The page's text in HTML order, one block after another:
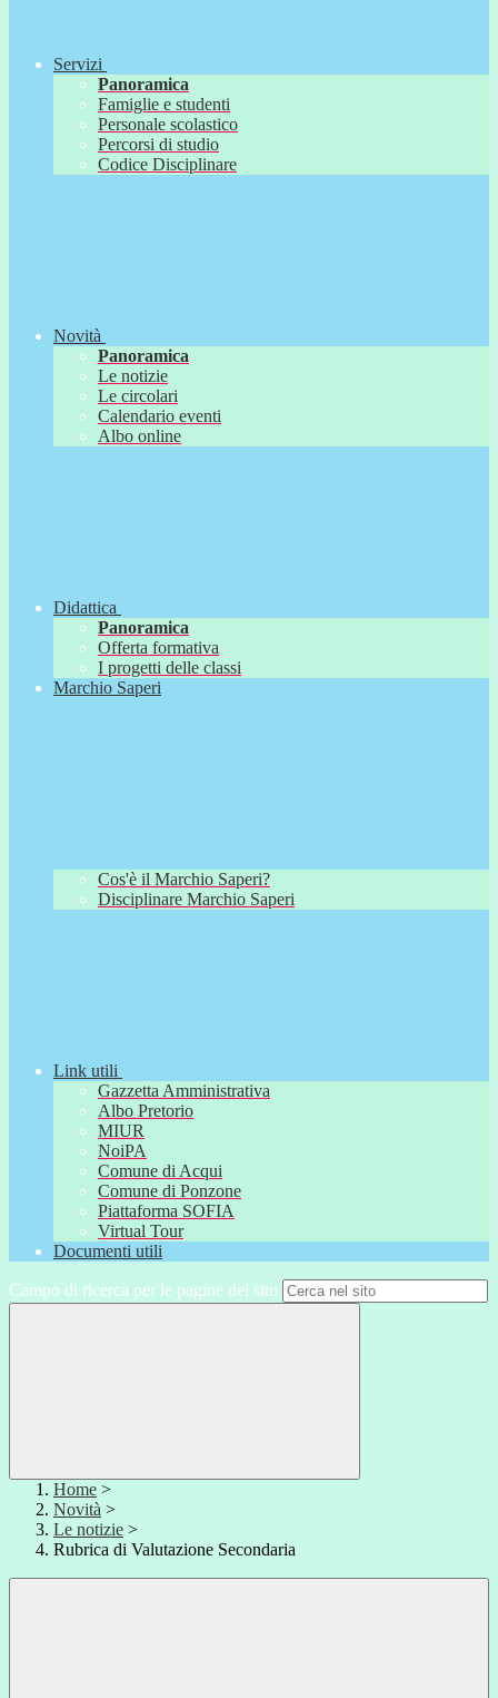
Servizi
Panoramica
Famiglie e studenti
Personale scolastico
Percorsi di studio
Codice Disciplinare
Novità
Panoramica
Le notizie
Le circolari
Calendario eventi
Albo online
Didattica
Panoramica
Offerta formativa
I progetti delle classi
Marchio Saperi
Cos'è il Marchio Saperi?
Disciplinare Marchio Saperi
Link utili
Gazzetta Amministrativa
Albo Pretorio
MIUR
NoiPA
Comune di Acqui
Comune di Ponzone
Piattaforma SOFIA
Virtual Tour
Documenti utili
Campo di ricerca per le pagine del sito
Home >
Novità >
Le notizie >
Rubrica di Valutazione Secondaria